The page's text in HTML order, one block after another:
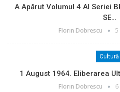
A Apărut Volumul 4 Al Seriei
SE…
Florin Dobrescu 5
Cultură
1 August 1964. Eliberarea
Florin Dobrescu